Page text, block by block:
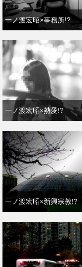
一ノ渡宏昭×事務所!?
一ノ渡宏昭×熱愛!?
一ノ渡宏昭×新興宗教!?